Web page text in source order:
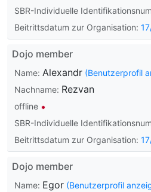
SBR-Individuelle
Beitrittsdatum zur Organisation:
Dojo member
Name: Alexandr (Benutzerprofil
Nachname: Rezvan
offline
SBR-Individuelle
Beitrittsdatum zur Organisation:
Dojo member
Name: Egor (Benutzerprofil